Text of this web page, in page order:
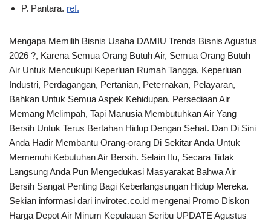
P. Pantara. ref.
Mengapa Memilih Bisnis Usaha DAMIU Trends Bisnis Agustus
2026 ?, Karena Semua Orang Butuh Air, Semua Orang Butuh
Air Untuk Mencukupi Keperluan Rumah Tangga, Keperluan
Industri, Perdagangan, Pertanian, Peternakan, Pelayaran,
Bahkan Untuk Semua Aspek Kehidupan. Persediaan Air
Memang Melimpah, Tapi Manusia Membutuhkan Air Yang
Bersih Untuk Terus Bertahan Hidup Dengan Sehat. Dan Di Sini
Anda Hadir Membantu Orang-orang Di Sekitar Anda Untuk
Memenuhi Kebutuhan Air Bersih. Selain Itu, Secara Tidak
Langsung Anda Pun Mengedukasi Masyarakat Bahwa Air
Bersih Sangat Penting Bagi Keberlangsungan Hidup Mereka.
Sekian informasi dari invirotec.co.id mengenai Promo Diskon
Harga Depot Air Minum Kepulauan Seribu UPDATE Agustus